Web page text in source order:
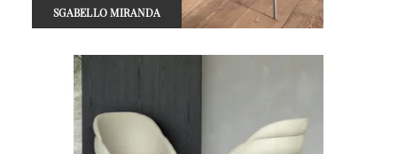
SGABELLO MIRANDA